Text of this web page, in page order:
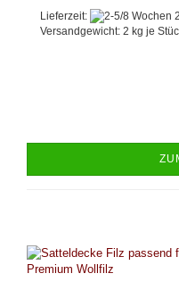
Lieferzeit:
Versandgewicht: 2 kg je